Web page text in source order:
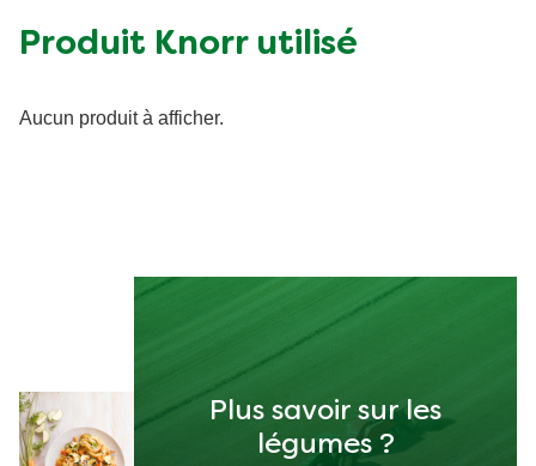
Produit Knorr utilisé
Aucun produit à afficher.
Plus savoir sur les
légumes ?